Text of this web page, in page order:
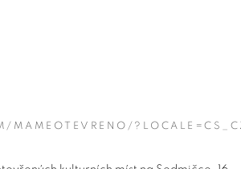
MAMEOTEVRENO/